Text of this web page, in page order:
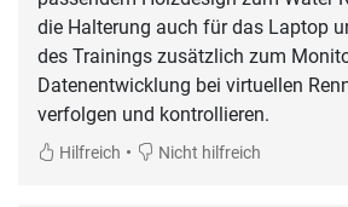
die Halterung auch für das Laptop
des Trainings zusätzlich zum
Datenentwicklung bei virtuellen
verfolgen und kontrollieren.
Hilfreich • Nicht hilfreich